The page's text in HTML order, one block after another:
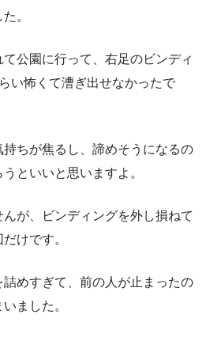
。
公園に行って、右足のビンディ
い怖くて漕ぎ出せなかったで
ちが焦るし、諦めそうになるの
といいと思いますよ。
が、ビンディングを外し損ねて
けです。
めすぎて、前の人が止まったの
ました。